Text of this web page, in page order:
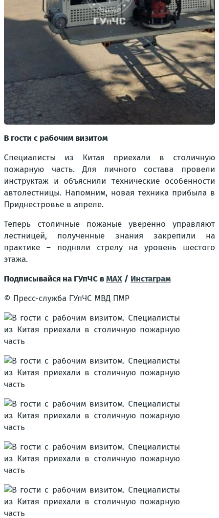
В гости с рабочим визитом
Специалисты из Китая приехали в столичную
пожарную часть. Для личного состава провели
инструктаж и объяснили технические особенности
автолестницы. Напомним, новая техника прибыла в
Приднестровье в апреле.
Теперь столичные пожаные уверенно управляют
лестницей, полученные знания закрепили на
практике – подняли стрелу на уровень шестого
этажа.
Подписывайся на ГУпЧС вMAX / Инстаграм
© Пресс-служба ГУпЧС МВД ПМР